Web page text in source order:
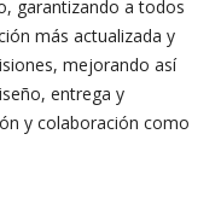
garantizando a todos
más actualizada y
mejorando así
entrega y
y colaboración como